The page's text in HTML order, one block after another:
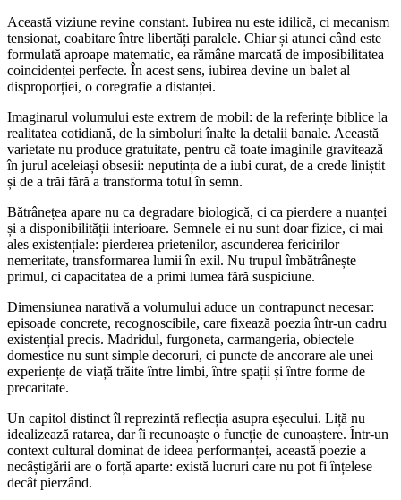
Această viziune revine constant. Iubirea nu este idilică, ci mecanism
tensionat, coabitare între libertăți paralele. Chiar și atunci când este
formulată aproape matematic, ea rămâne marcată de imposibilitatea
coincidenței perfecte. În acest sens, iubirea devine un balet al
disproporției, o coregrafie a distanței.
Imaginarul volumului este extrem de mobil: de la referințe biblice la
realitatea cotidiană, de la simboluri înalte la detalii banale. Această
varietate nu produce gratuitate, pentru că toate imaginile gravitează
în jurul aceleiași obsesii: neputința de a iubi curat, de a crede liniștit
și de a trăi fără a transforma totul în semn.
Bătrânețea apare nu ca degradare biologică, ci ca pierdere a nuanței
și a disponibilității interioare. Semnele ei nu sunt doar fizice, ci mai
ales existențiale: pierderea prietenilor, ascunderea fericirilor
nemeritate, transformarea lumii în exil. Nu trupul îmbătrânește
primul, ci capacitatea de a primi lumea fără suspiciune.
Dimensiunea narativă a volumului aduce un contrapunct necesar:
episoade concrete, recognoscibile, care fixează poezia într-un cadru
existențial precis. Madridul, furgoneta, carmangeria, obiectele
domestice nu sunt simple decoruri, ci puncte de ancorare ale unei
experiențe de viață trăite între limbi, între spații și între forme de
precaritate.
Un capitol distinct îl reprezintă reflecția asupra eșecului. Liță nu
idealizează ratarea, dar îi recunoaște o funcție de cunoaștere. Într-un
context cultural dominat de ideea performanței, această poezie a
necâștigării are o forță aparte: există lucruri care nu pot fi înțelese
decât pierzând.